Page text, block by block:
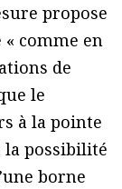
propose
comme en
de
le
à la pointe
la possibilité
borne